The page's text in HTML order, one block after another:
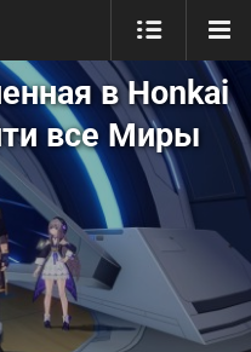
в Honkai
все Миры